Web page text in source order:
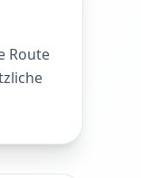
Route